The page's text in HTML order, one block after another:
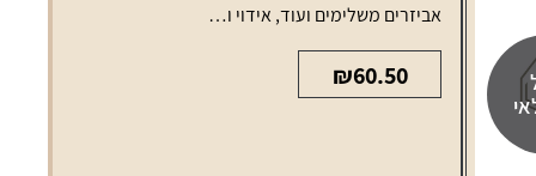
אביזרים משלימים ועוד,אידוי ונרגילות
₪60.50